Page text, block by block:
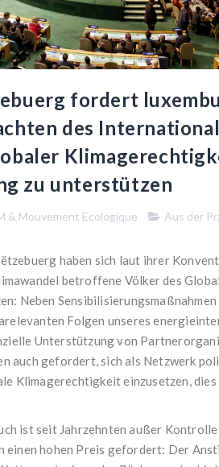
fordert
des
zu unterstützen
& Mouvement Ecologique Aus der
haben sich laut ihrer
betroffene Völker des
Neben Sensibilisierungsmaßnahmen
Folgen unseres
Unterstützung von
auch gefordert, sich als Netzwerk
Klimagerechtigkeit einzusetzen,
ist seit Jahrzehnten außer
einen hohen Preis gefordert: Der